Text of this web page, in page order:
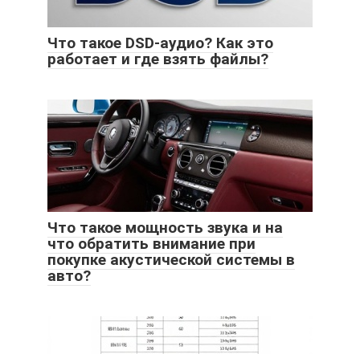
Что такое DSD-аудио? Как это
работает и где взять файлы?
Что такое мощность звука и на
что обратить внимание при
покупке акустической системы в
авто?